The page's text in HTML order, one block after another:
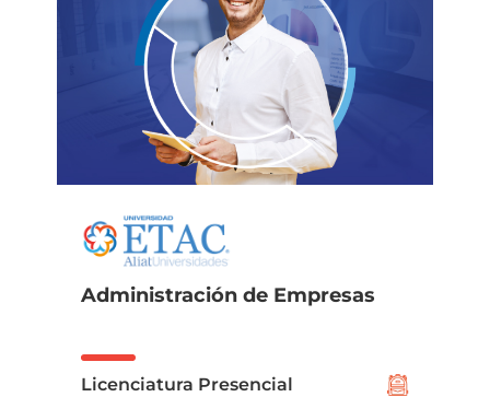
Administración de Empresas
Licenciatura Presencial